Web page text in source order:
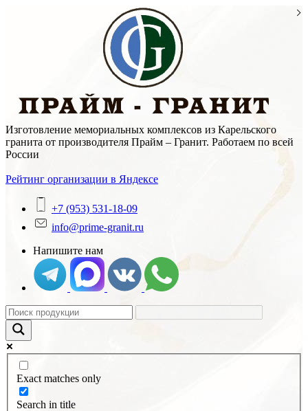
Изготовление мемориальных комплексов из Карельского
гранита от производителя Прайм – Гранит. Работаем по всей
России
Рейтинг организации в Яндексе
+7 (953) 531-18-09
info@prime-granit.ru
Напишите нам
Exact matches only
Search in title